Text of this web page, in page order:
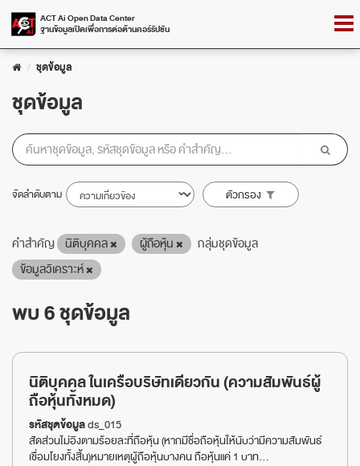
Skip
ACT Ai Open Data Center
ฐานข้อมูลเปิดเพื่อการต่อต้านคอร์รัปชัน
ชุดข้อมูล
ชุดข้อมูล
จัดลำดับตาม ตัวกรอง
คำสำคัญ นิติบุคคล ผู้ถือหุ้น
กลุ่มชุดข้อมูล
ข้อมูลวิเคราะห์
พบ 6 ชุดข้อมูล
นิติบุคคล ในเครือบริษัทเดียวกัน (ความสัมพันธ์ผู้
ถือหุ้นทั้งหมด)
รหัสชุดข้อมูลds_015
สัดส่วนไม่อิงตามร้อยละที่ถือหุ้น (หากมีชื่อถือหุ้นให้นับว่ามีความสัมพันธ์
เชื่อมโยงทั้งสิ้น)หมายเหตุผู้ถือหุ้นบางคน ถือหุ้นแค่ 1 บาท...